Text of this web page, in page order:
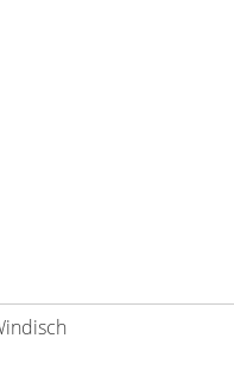
auf.